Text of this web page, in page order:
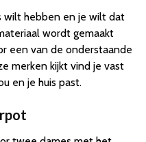
wilt hebben en je wilt dat
wordt gemaakt
een van de onderstaande
merken kijkt vind je vast
en je huis past.